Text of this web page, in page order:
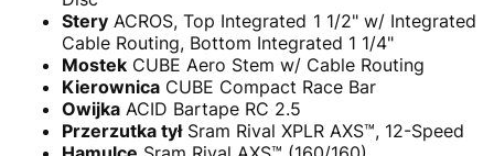
Stery ACROS, Top Integrated 1 1/2" w/ Integrated
Cable Routing, Bottom Integrated 1 1/4"
Mostek CUBE Aero Stem w/ Cable Routing
Kierownica CUBE Compact Race Bar
Owijka ACID Bartape RC 2.5
Przerzutka tyłSram Rival XPLR AXS™, 12-Speed